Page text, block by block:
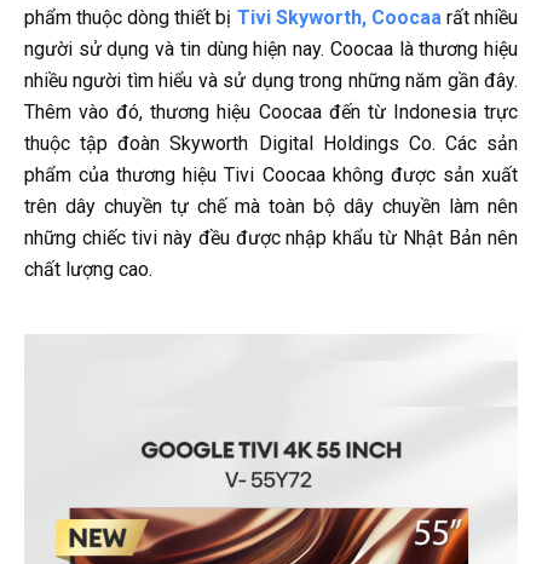
phẩm thuộc dòng thiết bị Tivi Skyworth, Coocaarất nhiều
người sử dụng và tin dùng hiện nay. Coocaa là thương hiệu
nhiều người tìm hiểu và sử dụng trong những năm gần đây.
Thêm vào đó, thương hiệu Coocaa đến từ Indonesia trực
thuộc tập đoàn Skyworth Digital Holdings Co. Các sản
phẩm của thương hiệu Tivi Coocaa không được sản xuất
trên dây chuyền tự chế mà toàn bộ dây chuyền làm nên
những chiếc tivi này đều được nhập khẩu từ Nhật Bản nên
chất lượng cao.